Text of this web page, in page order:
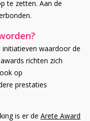
te zetten. Aan de
waardoor de
richten zich
op
prestaties
is er de Arete Award